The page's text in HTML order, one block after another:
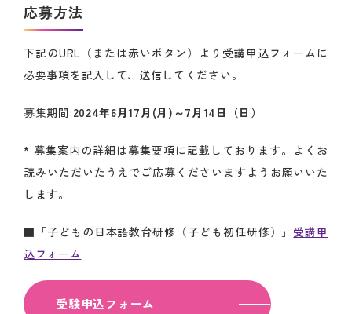
応募方法
下記のURL（または赤いボタン）より受講申込フォームに
必要事項を記入して、送信してください。
募集期間:2024年6月17月(月)～7月14日（日）
* 募集案内の詳細は募集要項に記載しております。よくお
読みいただいたうえでご応募くださいますようお願いいた
します。
■「子どもの日本語教育研修（子ども初任研修）」 受講申
込フォーム
受験申込フォーム